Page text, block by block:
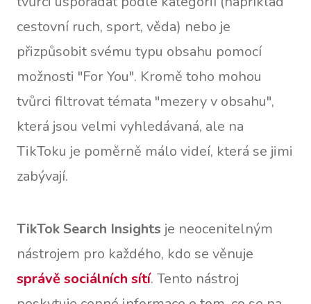
cestovní ruch, sport, věda) nebo je
přizpůsobit svému typu obsahu pomocí
možnosti "For You". Kromě toho mohou
tvůrci filtrovat témata "mezery v obsahu",
která jsou velmi vyhledávaná, ale na
TikToku je poměrně málo videí, která se jimi
zabývají.
TikTok Search Insights je neocenitelným
nástrojem pro každého, kdo se věnuje
správě sociálních sítí. Tento nástroj